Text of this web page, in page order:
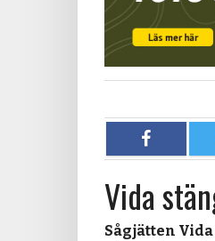
Dela
på
Vida
Sågjätten